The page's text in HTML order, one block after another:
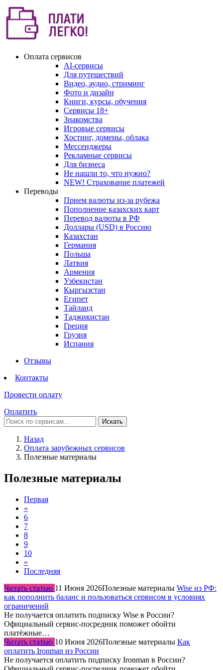
Оплата сервисов
AI-сервисы
Для путешествий
Видео, аудио, стриминг
Фото и дизайн
Книги, курсы, обучения
Сервисы 18+
Знакомства
Игровые сервисы
Хостинг, домены, облака
Мессенджеры
Рекламные сервисы
Для бизнеса
Не нашли то, что нужно?
NEW! Страхование платежей
Переводы
Прием валюты из-за рубежа
Пополнение казахских карт
Перевод валюты в РФ
Доллары (USD) в Россию
Казахстан
Германия
Польша
Латвия
Армения
Узбекистан
Кыргызстан
Египет
Тайланд
Таджикистан
Греция
Грузия
Испания
Отзывы
Контакты
Провести оплату
Оплатить
Искать
Назад
Оплата зарубежных сервисов
Полезные материалы
Полезные материалы
Первая
«
6
7
8
9
10
»
Последняя
Читать статью 11 Июня 2026Полезные материалы Wise из РФ:
как пополнить баланс и пользоваться сервисом в условиях
ограничений
Не получается оплатить подписку Wise в России?
Официальный сервис-посредник поможет обойти
платёжные…
Читать статью 10 Июня 2026Полезные материалы Как
оплатить Ironman из России
Не получается оплатить подписку Ironman в России?